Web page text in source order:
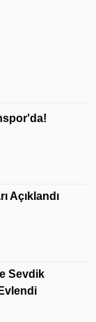
Açıklandı
Sevdik